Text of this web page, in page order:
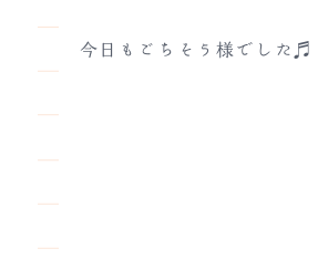
今日もごちそう様でした♬